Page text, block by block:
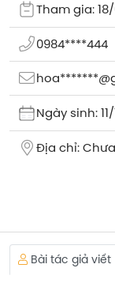
Tham gia:
0984****444
Ngày sinh: 11/
Địa chỉ:
Bài tác giả viết